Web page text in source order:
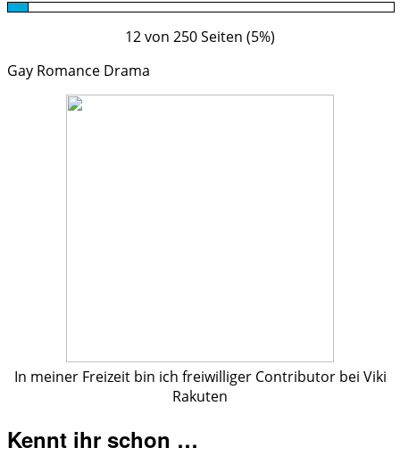
12 von 250 Seiten (5%)
Gay Romance Drama
In meiner Freizeit bin ich freiwilliger Contributor bei Viki
Rakuten
Kennt ihr schon …